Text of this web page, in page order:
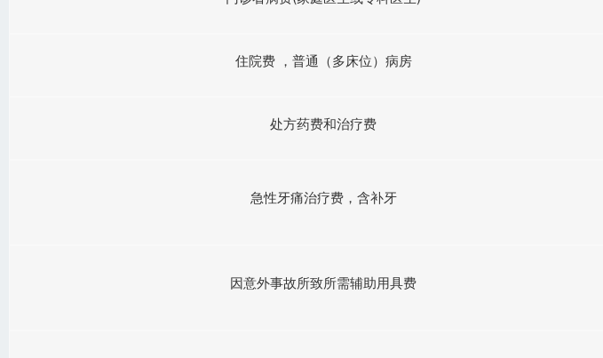
住院费 ，普通（多床位）病房
处方药费和治疗费
急性牙痛治疗费，含补牙
因意外事故所致所需辅助用具费